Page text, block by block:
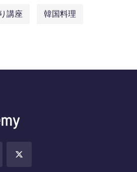
講座 韓国料理